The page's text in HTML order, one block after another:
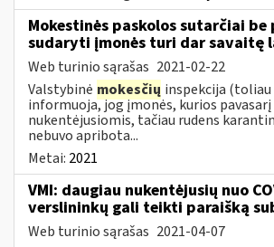
Mokestinės paskolos sutarčiai be
sudaryti įmonės turi dar savaitę
Web turinio sąrašas 2021-02-22
Valstybinė mokesčių inspekcija (toliau
informuoja, jog įmonės, kurios
nukentėjusiomis, tačiau rudens
nebuvo apribota...
Metai: 2021
VMI: daugiau nukentėjusių nuo
verslininkų gali teikti paraišką
Web turinio sąrašas 2021-04-07